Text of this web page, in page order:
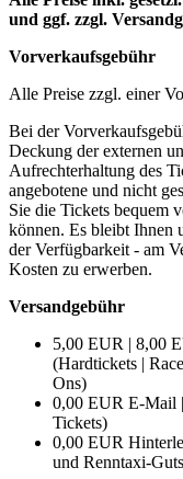
und ggf. zzgl.
Vorverkaufsgebühr
Alle Preise zzgl. einer
Bei der
Deckung der externen
Aufrechterhaltung des
angebotene und nicht
Sie die Tickets bequem
können. Es bleibt Ihnen
der Verfügbarkeit - am
Kosten zu erwerben.
Versandgebühr
5,00 EUR | 8,00
(Hardtickets |
Ons)
0,00 EUR E-Mail
Tickets)
0,00 EUR
und Renntaxi-